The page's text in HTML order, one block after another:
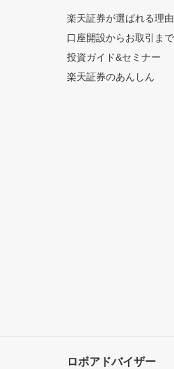
楽天証券が選ばれる理由
口座開設からお取引ま
投資ガイド&セミナー
楽天証券のあんしん
ロボアドバイザー